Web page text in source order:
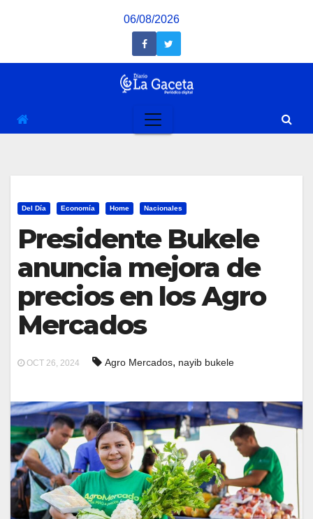
06/08/2026
Del Día Economía Home Nacionales
Presidente Bukele
anuncia mejora de
precios en los Agro
Mercados
OCT 26, 2024 Agro Mercados, nayib bukele